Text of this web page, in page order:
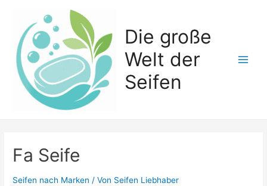
springen
Die große
Welt der
Seifen
Fa Seife
Seifen nach Marken / Von Seifen Liebhaber